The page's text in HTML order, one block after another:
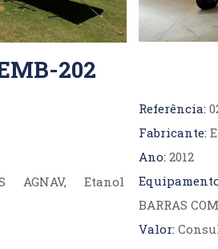
RV7/RV7A
202
AGNAV, Etanol
Referência:
Fabricante:
Ano: 2012
BARRAS
Valor: